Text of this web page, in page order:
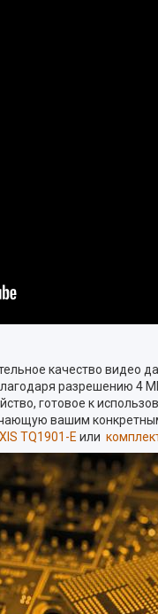
качество видео
разрешению 4
готовое к
вашим
TQ1901-E или